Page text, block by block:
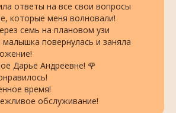
ответы на все свои вопросы
которые меня волновали!
семь на плановом узи
повернулась и заняла
Дарье Андреевне! 🌹
время!
обслуживание!